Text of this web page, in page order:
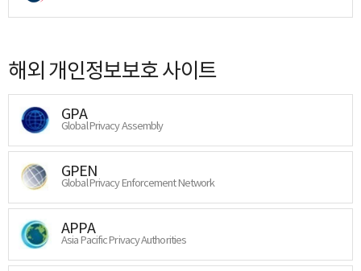
해외 개인정보보호 사이트
GPA
Global Privacy Assembly
GPEN
Global Privacy Enforcement Network
APPA
Asia Pacific Privacy Authorities